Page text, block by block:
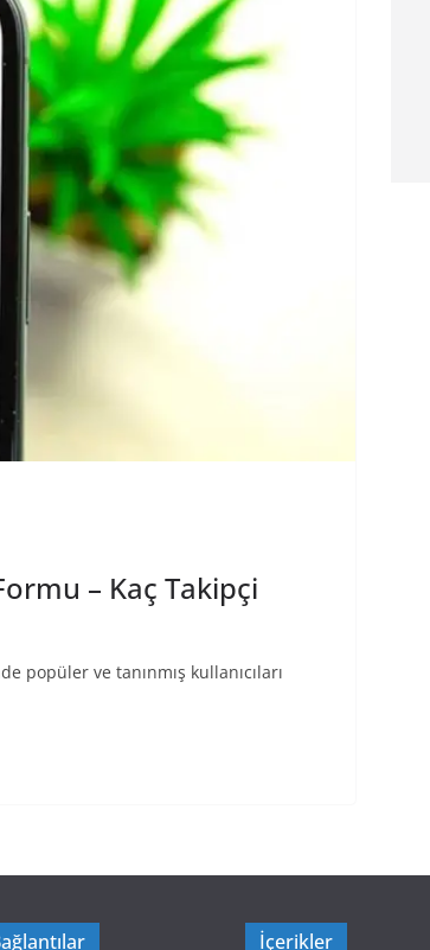
– Kaç Takipçi
popüler ve tanınmış kullanıcıları
İçerikler